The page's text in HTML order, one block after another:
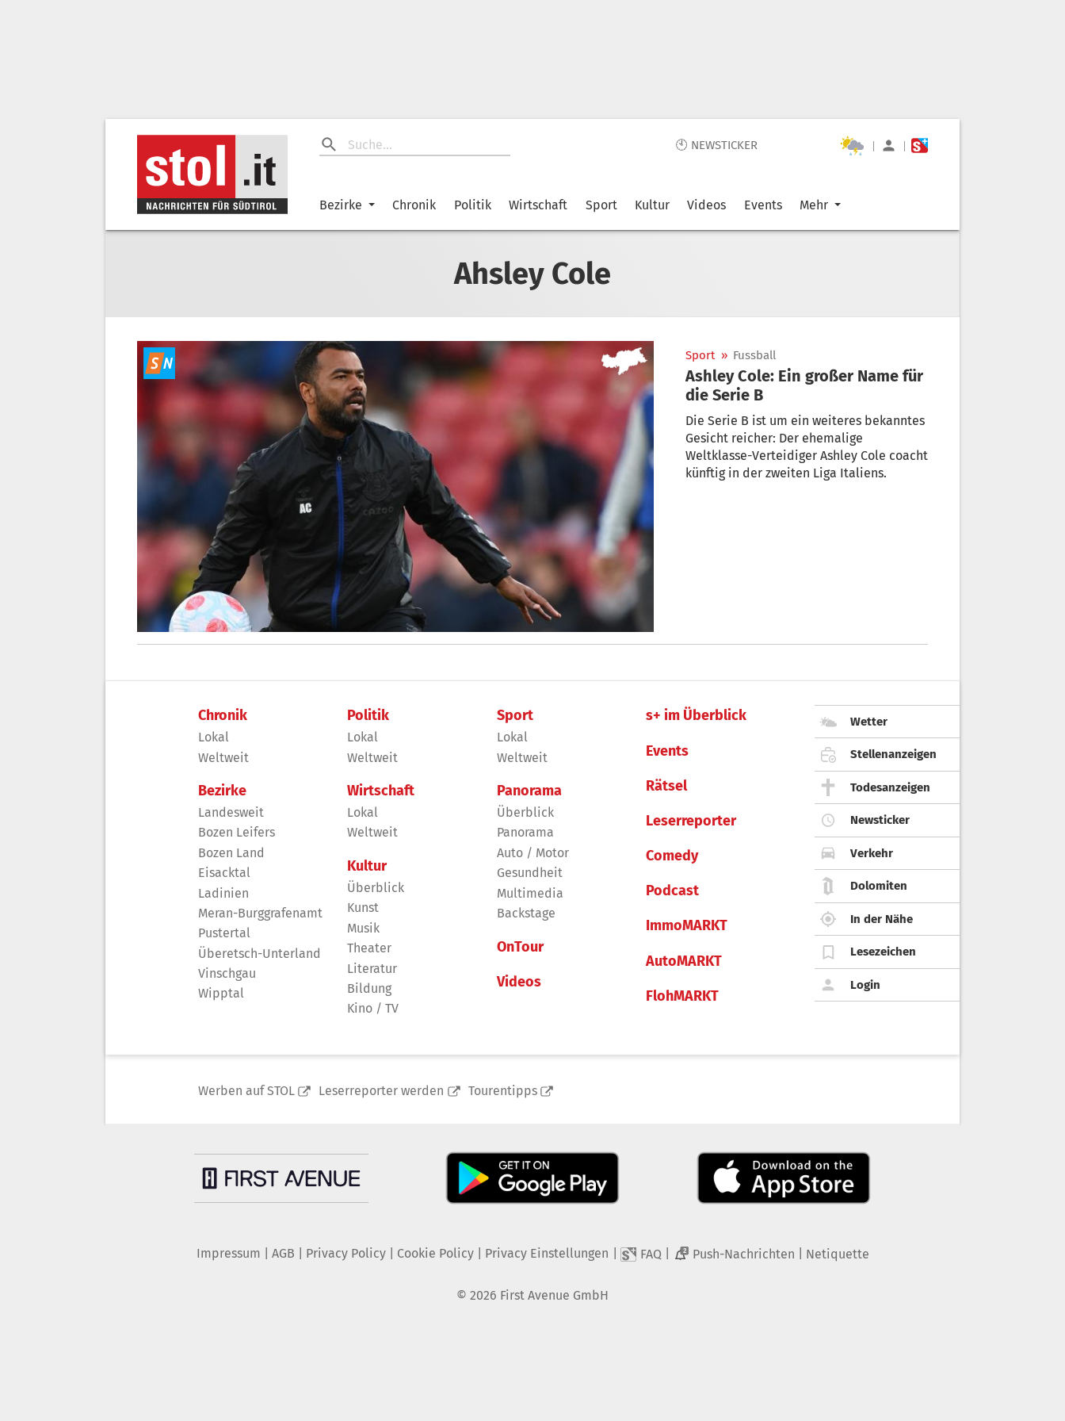
🕙 NEWSTICKER | |
Bezirke Chronik Politik Wirtschaft Sport Kultur Videos Events Mehr
Ahsley Cole
Sport » Fussball
Ashley Cole: Ein großer Name für
die Serie B
Die Serie B ist um ein weiteres bekanntes
Gesicht reicher: Der ehemalige
Weltklasse-Verteidiger Ashley Cole coacht
künftig in der zweiten Liga Italiens.
Chronik
Lokal
Weltweit
Bezirke
Landesweit
Bozen Leifers
Bozen Land
Eisacktal
Ladinien
Meran-Burggrafenamt
Pustertal
Überetsch-Unterland
Vinschgau
Wipptal
Politik
Lokal
Weltweit
Wirtschaft
Lokal
Weltweit
Kultur
Überblick
Kunst
Musik
Theater
Literatur
Bildung
Kino / TV
Sport
Lokal
Weltweit
Panorama
Überblick
Panorama
Auto / Motor
Gesundheit
Multimedia
Backstage
OnTour
Videos
s+ im Überblick
Events
Rätsel
Leserreporter
Comedy
Podcast
ImmoMARKT
AutoMARKT
FlohMARKT
Wetter
Stellenanzeigen
Todesanzeigen
Newsticker
Verkehr
Dolomiten
In der Nähe
Lesezeichen
Login
Werben auf STOL Leserreporter werden Tourentipps
Impressum AGB Privacy Policy| Cookie Policy| Privacy Einstellungen FAQ 2 Push-Nachrichten Netiquette
© 2026 First Avenue GmbH